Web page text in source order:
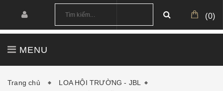
(0)
MENU
GIỚI THIỆU
Trang chủ LOA HỘI TRƯỜNG - JBL